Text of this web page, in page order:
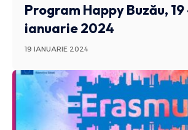
Program Happy Buzău, 19
ianuarie 2024
19 IANUARIE 2024